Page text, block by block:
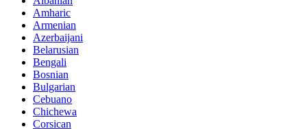
Amharic
Armenian
Azerbaijani
Belarusian
Bengali
Bosnian
Bulgarian
Cebuano
Chichewa
Corsican